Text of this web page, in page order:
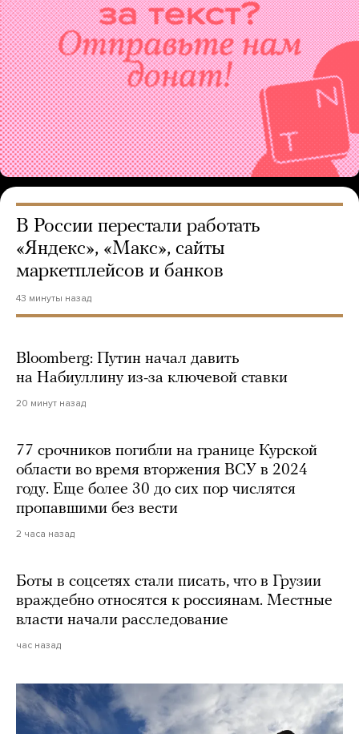
В России перестали работать
«Яндекс», «Макс», сайты
маркетплейсов и банков
43 минуты назад
Bloomberg: Путин начал давить
на Набиуллину из-за ключевой ставки
20 минут назад
77 срочников погибли на границе Курской
области во время вторжения ВСУ в 2024
году. Еще более 30 до сих пор числятся
пропавшими без вести
2 часа назад
Боты в соцсетях стали писать, что в Грузии
враждебно относятся к россиянам. Местные
власти начали расследование
час назад